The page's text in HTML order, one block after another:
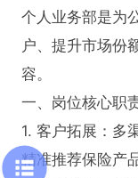
个人业务部是为
户、提升市场份
容。
一、岗位核心职
1. 客户拓展：多
精准推荐保险产品